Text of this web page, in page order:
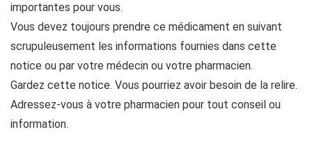
importantes pour vous.
Vous devez toujours prendre ce médicament en suivant
scrupuleusement les informations fournies dans cette
notice ou par votre médecin ou votre pharmacien.
Gardez cette notice. Vous pourriez avoir besoin de la relire.
Adressez-vous à votre pharmacien pour tout conseil ou
information.